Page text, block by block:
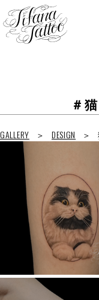
＃猫
GALLERY DESIGN